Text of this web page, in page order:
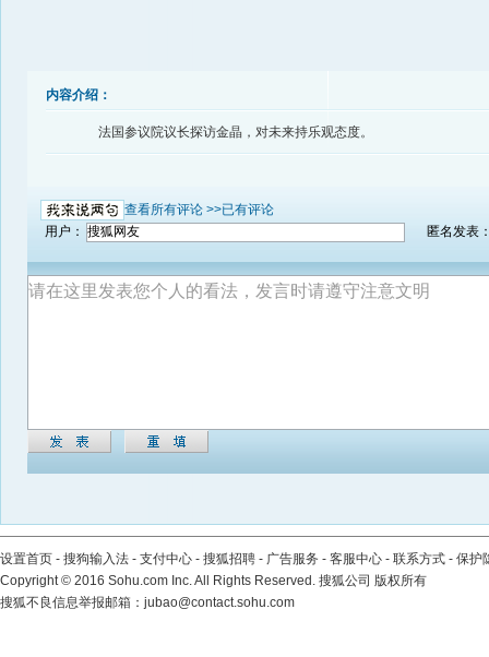
内容介绍：
法国参议院议长探访金晶，对未来持乐观态度。
查看所有评论 >>已有评论
用户：
匿名发表
设置首页 - 搜狗输入法 - 支付中心 - 搜狐招聘 - 广告服务 - 客服中心 - 联系方式 - 保护
Copyright© 2016 Sohu.com Inc. All Rights Reserved. 搜狐公司 版权所有
搜狐不良信息举报邮箱： jubao@contact.sohu.com